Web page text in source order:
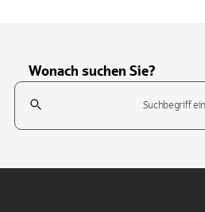
Wonach suchen Sie?
Suchfeld